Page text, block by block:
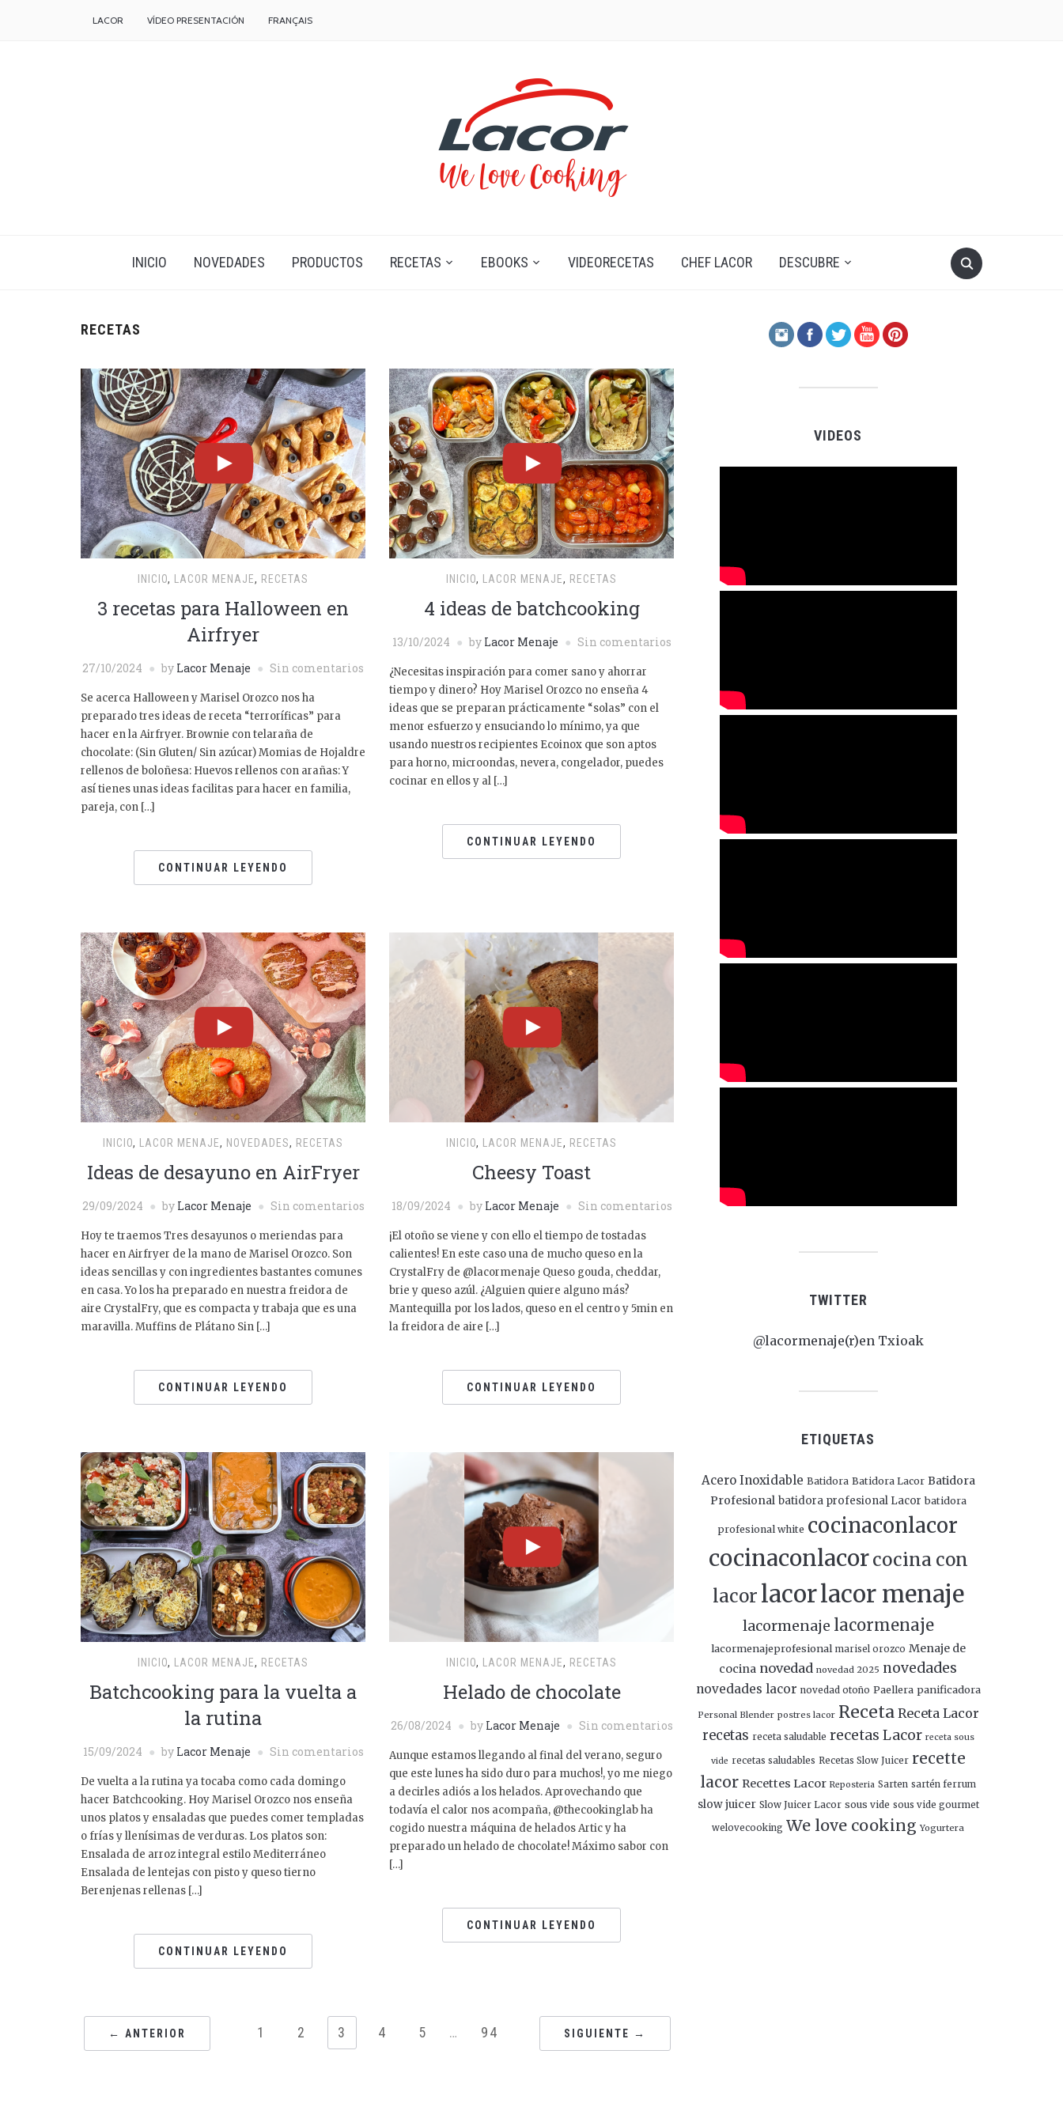
LACOR VÍDEO PRESENTACIÓN FRANÇAIS
INICIO NOVEDADES PRODUCTOS RECETAS EBOOKS VIDEORECETAS CHEF LACOR DESCUBRE
RECETAS
INICIO, LACOR MENAJE, RECETAS
3 recetas para Halloween en
Airfryer
27/10/2024 by Lacor Menaje Sin comentarios
Se acerca Halloween y Marisel Orozco nos ha
preparado tres ideas de receta “terroríficas” para
hacer en la Airfryer. Brownie con telaraña de
chocolate: (Sin Gluten/ Sin azúcar) Momias de Hojaldre
rellenos de boloñesa: Huevos rellenos con arañas: Y
así tienes unas ideas facilitas para hacer en familia,
pareja, con […]
CONTINUAR LEYENDO
INICIO, LACOR MENAJE, RECETAS
4 ideas de batchcooking
13/10/2024 by Lacor Menaje Sin comentarios
¿Necesitas inspiración para comer sano y ahorrar
tiempo y dinero? Hoy Marisel Orozco no enseña 4
ideas que se preparan prácticamente “solas” con el
menor esfuerzo y ensuciando lo mínimo, ya que
usando nuestros recipientes Ecoinox que son aptos
para horno, microondas, nevera, congelador, puedes
cocinar en ellos y al […]
CONTINUAR LEYENDO
INICIO, LACOR MENAJE, NOVEDADES, RECETAS
Ideas de desayuno en AirFryer
29/09/2024 by Lacor Menaje Sin comentarios
Hoy te traemos Tres desayunos o meriendas para
hacer en Airfryer de la mano de Marisel Orozco. Son
ideas sencillas y con ingredientes bastantes comunes
en casa. Yo los ha preparado en nuestra freidora de
aire CrystalFry, que es compacta y trabaja que es una
maravilla. Muffins de Plátano Sin […]
CONTINUAR LEYENDO
INICIO, LACOR MENAJE, RECETAS
Cheesy Toast
18/09/2024 by Lacor Menaje Sin comentarios
¡El otoño se viene y con ello el tiempo de tostadas
calientes! En este caso una de mucho queso en la
CrystalFry de @lacormenaje Queso gouda, cheddar,
brie y queso azúl. ¿Alguien quiere alguno más?
Mantequilla por los lados, queso en el centro y 5min en
la freidora de aire […]
CONTINUAR LEYENDO
INICIO, LACOR MENAJE, RECETAS
Batchcooking para la vuelta a
la rutina
15/09/2024 by Lacor Menaje Sin comentarios
De vuelta a la rutina ya tocaba como cada domingo
hacer Batchcooking. Hoy Marisel Orozco nos enseña
unos platos y ensaladas que puedes comer templadas
o frías y llenísimas de verduras. Los platos son:
Ensalada de arroz integral estilo Mediterráneo
Ensalada de lentejas con pisto y queso tierno
Berenjenas rellenas […]
CONTINUAR LEYENDO
INICIO, LACOR MENAJE, RECETAS
Helado de chocolate
26/08/2024 by Lacor Menaje Sin comentarios
Aunque estamos llegando al final del verano, seguro
que este lunes ha sido duro para muchos!, yo me niego
a decirles adiós a los helados. Aprovechando que
todavía el calor nos acompaña, @thecookinglab ha
cogido nuestra máquina de helados Artic y ha
preparado un helado de chocolate! Máximo sabor con
[…]
CONTINUAR LEYENDO
← ANTERIOR 1 2 3 4 5 … 94 SIGUIENTE →
VIDEOS
TWITTER
@lacormenaje(r)en Txioak
ETIQUETAS
Acero Inoxidable Batidora Batidora Lacor Batidora
Profesional batidora profesional Lacor batidora
profesional white cocinaconlacor
cocinaconlacorcocina con
lacor lacorlacor menaje
lacormenaje lacormenaje
lacormenajeprofesional marisel orozco Menaje de
cocina novedad novedad 2025 novedades
novedades lacor novedad otoño Paellera panificadora
Personal Blender postres lacor Receta Receta Lacor
recetas receta saludable recetas Lacor receta sous
vide recetas saludables Recetas Slow Juicer recette
lacor Recettes Lacor Reposteria Sarten sartén ferrum
slow juicer Slow Juicer Lacor sous vide sous vide gourmet
welovecooking We love cooking Yogurtera